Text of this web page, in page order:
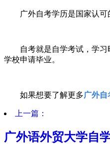
广外自考学历是国家认
自考就是自学考试，学
学校申请毕业。
如果想要了解更多广外自
上一篇：
广外语外贸大学自